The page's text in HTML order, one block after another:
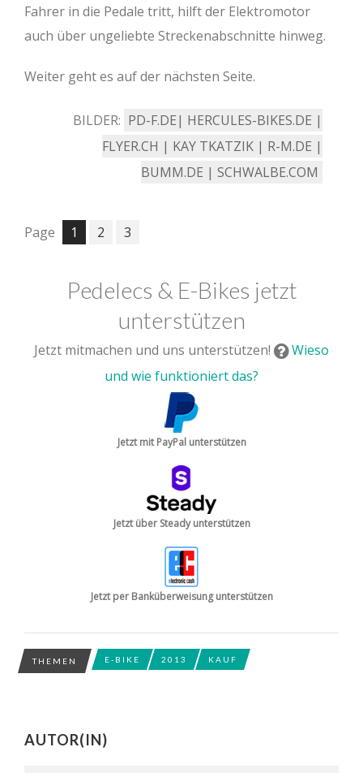
Fahrer in die Pedale tritt, hilft der Elektromotor
auch über ungeliebte Streckenabschnitte hinweg.
Weiter geht es auf der nächsten Seite.
BILDER: PD-F.DE| HERCULES-BIKES.DE |
FLYER.CH | KAY TKATZIK | R-M.DE |
BUMM.DE | SCHWALBE.COM
Page 1 2 3
Pedelecs & E-Bikes jetzt
unterstützen
Jetzt mitmachen und uns unterstützen!
Wieso
und wie funktioniert das?
Jetzt mit PayPal unterstützen
Jetzt über Steady unterstützen
Jetzt per Banküberweisung unterstützen
THEMEN E-BIKE 2013 KAUF
AUTOR(IN)